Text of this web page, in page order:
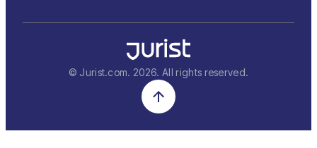
© Jurist.com. 2026. All rights reserved.